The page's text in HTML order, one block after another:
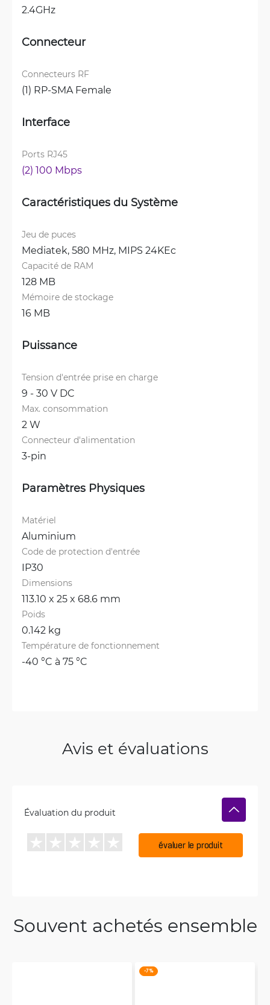
2.4GHz
Connecteur
Connecteurs RF
(1) RP-SMA Female
Interface
Ports RJ45
(2) 100 Mbps
Caractéristiques du Système
Jeu de puces
Mediatek, 580 MHz, MIPS 24KEc
Capacité de RAM
128 MB
Mémoire de stockage
16 MB
Puissance
Tension d'entrée prise en charge
9 - 30 V DC
Max. consommation
2 W
Connecteur d'alimentation
3-pin
Paramètres Physiques
Matériel
Aluminium
Code de protection d'entrée
IP30
Dimensions
113.10 x 25 x 68.6 mm
Poids
0.142 kg
Température de fonctionnement
-40 °C à 75 °C
Avis et évaluations
Évaluation du produit
évaluer le produit
Souvent achetés ensemble
-7 %